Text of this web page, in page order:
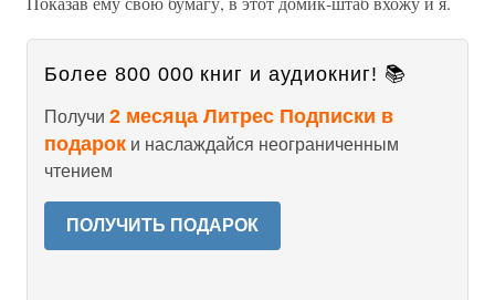
Более 800 000 книг и аудиокниг! 📚
Получи 2 месяца Литрес Подписки в
подарок и наслаждайся неограниченным
чтением
ПОЛУЧИТЬ ПОДАРОК